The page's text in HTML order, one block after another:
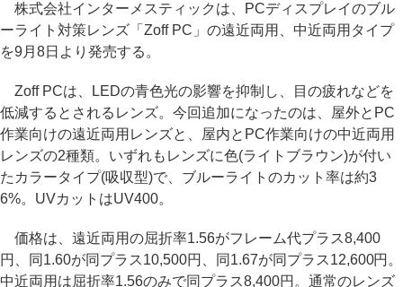
株式会社インターメスティックは、PCディスプレイのブル
ーライト対策レンズ「Zoff PC」の遠近両用、中近両用タイプ
を9月8日より発売する。
Zoff PCは、LEDの青色光の影響を抑制し、目の疲れなどを
低減するとされるレンズ。今回追加になったのは、屋外とPC
作業向けの遠近両用レンズと、屋内とPC作業向けの中近両用
レンズの2種類。いずれもレンズに色(ライトブラウン)が付い
たカラータイプ(吸収型)で、ブルーライトのカット率は約3
6%。UVカットはUV400。
価格は、遠近両用の屈折率1.56がフレーム代プラス8,400
円、同1.60が同プラス10,500円、同1.67が同プラス12,600円。
中近両用は屈折率1.56のみで同プラス8,400円。通常のレンズ